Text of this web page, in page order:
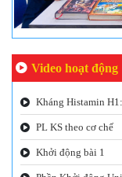
Video hoạt động
Kháng Histamin
PL KS theo cơ chế
Khởi động bài 1